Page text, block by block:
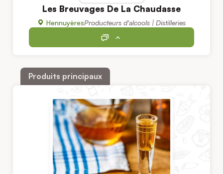
Les Breuvages De La Chaudasse
HennuyèresProducteurs d'alcools | Distilleries
Produits principaux